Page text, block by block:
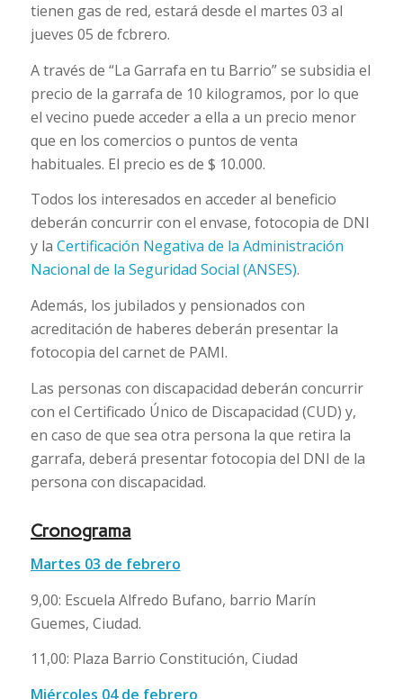
tienen gas de red, estará desde el martes 03 al
jueves 05 de fcbrero.
A través de “La Garrafa en tu Barrio” se subsidia el
precio de la garrafa de 10 kilogramos, por lo que
el vecino puede acceder a ella a un precio menor
que en los comercios o puntos de venta
habituales. El precio es de $ 10.000.
Todos los interesados en acceder al beneficio
deberán concurrir con el envase, fotocopia de DNI
y la Certificación Negativa de la Administración
Nacional de la Seguridad Social (ANSES).
Además, los jubilados y pensionados con
acreditación de haberes deberán presentar la
fotocopia del carnet de PAMI.
Las personas con discapacidad deberán concurrir
con el Certificado Único de Discapacidad (CUD) y,
en caso de que sea otra persona la que retira la
garrafa, deberá presentar fotocopia del DNI de la
persona con discapacidad.
Cronograma
Martes 03 de febrero
9,00: Escuela Alfredo Bufano, barrio Marín
Guemes, Ciudad.
11,00: Plaza Barrio Constitución, Ciudad
Miércoles 04 de febrero